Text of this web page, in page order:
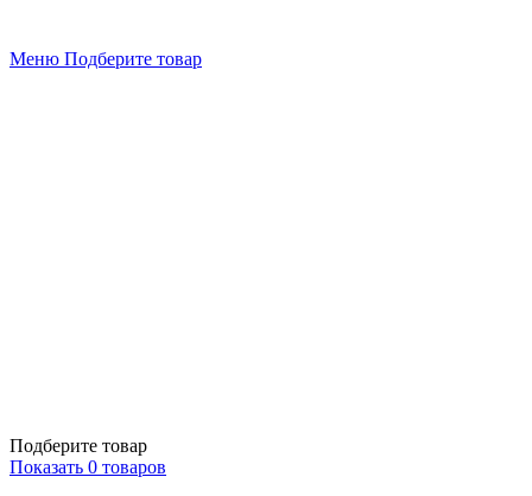
Меню Подберите товар
Подберите товар
Показать 0 товаров